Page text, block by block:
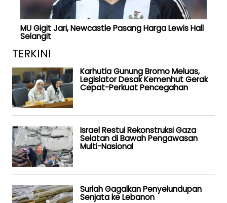
MU Gigit Jari, Newcastle Pasang Harga Lewis Hall
Selangit
TERKINI
Karhutla Gunung Bromo Meluas,
Legislator Desak Kemenhut Gerak
Cepat-Perkuat Pencegahan
Israel Restui Rekonstruksi Gaza
Selatan di Bawah Pengawasan
Multi-Nasional
Suriah Gagalkan Penyelundupan
Senjata ke Lebanon